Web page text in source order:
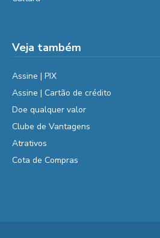
Veja também
Assine | PIX
Assine | Cartão de crédito
Doe qualquer valor
Clube de Vantagens
Atrativos
Cota de Compras